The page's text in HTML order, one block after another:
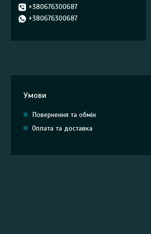
+380676300687
+380676300687
Умови
Повернення та обмін
Оплата та доставка